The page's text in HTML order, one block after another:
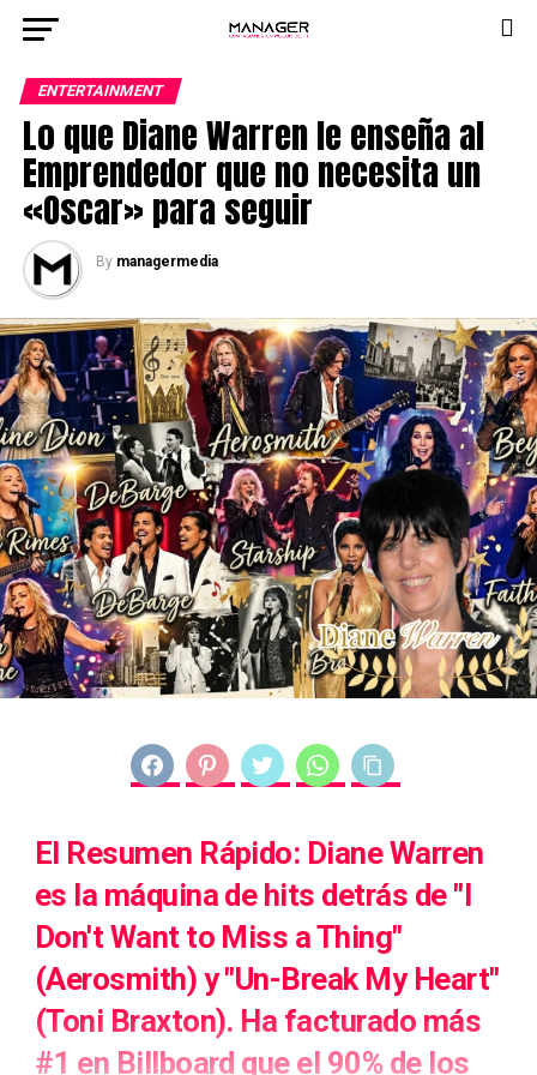
ENTERTAINMENT
Lo que Diane Warren le enseña al
Emprendedor que no necesita un
«Oscar» para seguir
By managermedia
FACEBOOKPINTERESTTWITTERWHATSAPP
El Resumen Rápido: Diane Warren
es la máquina de hits detrás de "I
Don't Want to Miss a Thing"
(Aerosmith) y "Un-Break My Heart"
(Toni Braxton). Ha facturado más
#1 en Billboard que el 90% de los